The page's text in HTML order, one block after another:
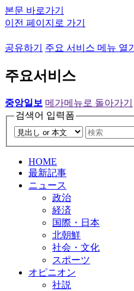
본문 바로가기
이전 페이지로 가기
공유하기 주요 서비스 메뉴 열기
주요서비스
중앙일보 메가메뉴로 돌아가기
검색어 입력폼
HOME
最新記事
ニュース
政治
経済
国際・日本
北朝鮮
社会・文化
スポーツ
オピニオン
社説